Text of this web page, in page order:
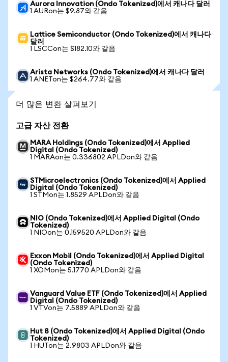
Aurora Innovation (Ondo Tokenized)에서 캐나다 달러
1 AURon는 $9.87와 같음
Lattice Semiconductor (Ondo Tokenized)에서 캐나다
달러
1 LSCCon는 $182.10와 같음
Arista Networks (Ondo Tokenized)에서 캐나다 달러
1 ANETon는 $264.77와 같음
더 많은 변환 살펴보기
고급 자산 전환
MARA Holdings (Ondo Tokenized)에서 Applied
Digital (Ondo Tokenized)
1 MARAon는 0.336802 APLDon와 같음
STMicroelectronics (Ondo Tokenized)에서 Applied
Digital (Ondo Tokenized)
1 STMon는 1.8529 APLDon와 같음
NIO (Ondo Tokenized)에서 Applied Digital (Ondo
Tokenized)
1 NIOon는 0.159520 APLDon와 같음
Exxon Mobil (Ondo Tokenized)에서 Applied Digital
(Ondo Tokenized)
1 XOMon는 5.1770 APLDon와 같음
Vanguard Value ETF (Ondo Tokenized)에서 Applied
Digital (Ondo Tokenized)
1 VTVon는 7.5889 APLDon와 같음
Hut 8 (Ondo Tokenized)에서 Applied Digital (Ondo
Tokenized)
1 HUTon는 2.9803 APLDon와 같음